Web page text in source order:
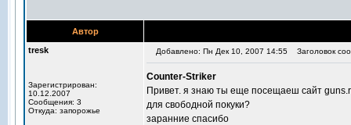
Автор
tresk
Зарегистрирован:
10.12.2007
Сообщения: 3
Откуда: запорожье
Добавлено: Пн Дек 10, 2007 14:55 Заголовок
Counter-Striker
Привет. я знаю ты еще посещаеш сайт
для свободной покуки?
заранние спасибо